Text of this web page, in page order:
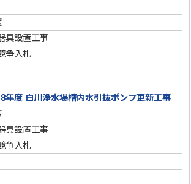
具設置工事
争入札
年度 白川浄水場槽内水引抜ポンプ更新工事
具設置工事
争入札